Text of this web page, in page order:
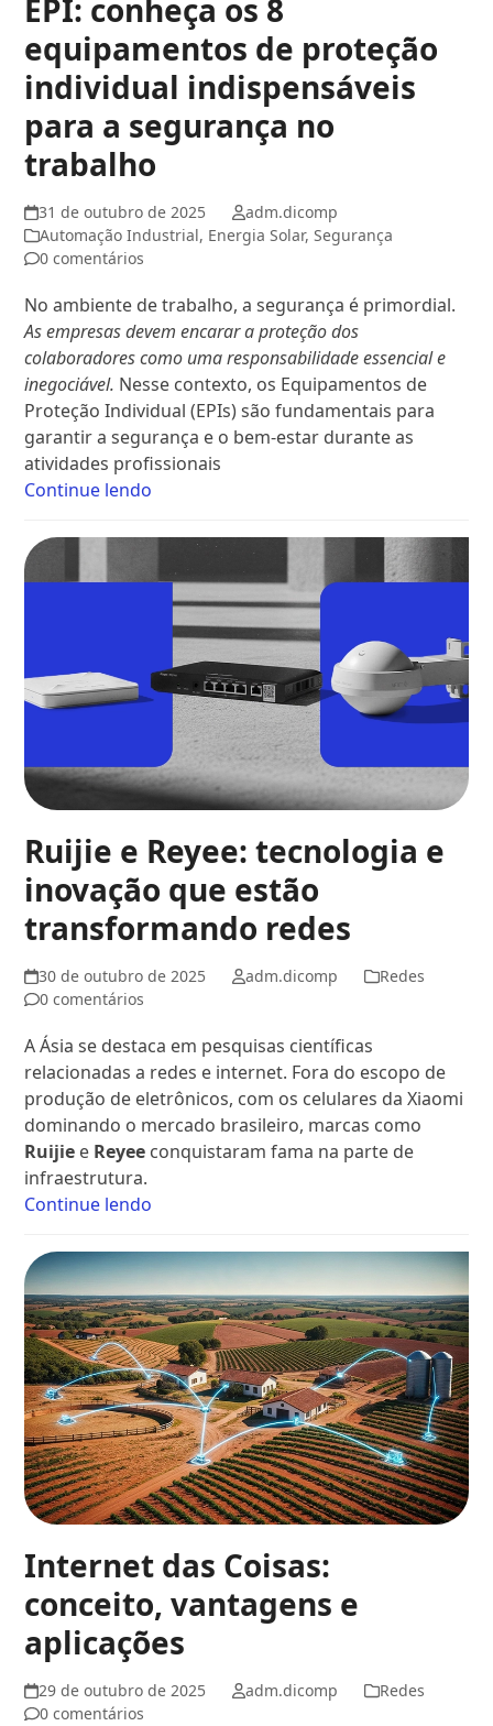
EPI: conheça os 8
equipamentos de proteção
individual indispensáveis
para a segurança no
trabalho
31 de outubro de 2025
adm.dicomp
Automação Industrial, Energia Solar,Segurança
0 comentários
No ambiente de trabalho, a segurança é primordial.
As empresas devem encarar a proteção dos
colaboradores como uma responsabilidade essencial e
inegociável. Nesse contexto, os Equipamentos de
Proteção Individual (EPIs) são fundamentais para
garantir a segurança e o bem-estar durante as
atividades profissionais
Continue lendo
Ruijie e Reyee: tecnologia e
inovação que estão
transformando redes
30 de outubro de 2025 adm.dicomp
Redes
0 comentários
A Ásia se destaca em pesquisas científicas
relacionadas a redes e internet. Fora do escopo de
produção de eletrônicos, com os celulares da Xiaomi
dominando o mercado brasileiro, marcas como
Ruijie e Reyee conquistaram fama na parte de
infraestrutura.
Continue lendo
Internet das Coisas:
conceito, vantagens e
aplicações
29 de outubro de 2025 adm.dicomp
Redes
0 comentários